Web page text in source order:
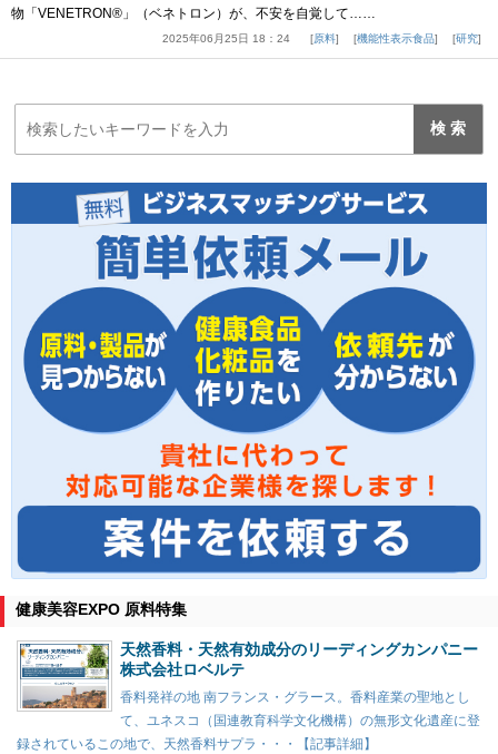
物「VENETRON®」（ベネトロン）が、不安を自覚して……
2025年06月25日 18：24 原料 機能性表示食品 研究
健康美容EXPO 原料特集
天然香料・天然有効成分のリーディングカンパニー
株式会社ロベルテ
香料発祥の地 南フランス・グラース。香料産業の聖地とし
て、ユネスコ（国連教育科学文化機構）の無形文化遺産に登
録されているこの地で、天然香料サプラ・・・【記事詳細】